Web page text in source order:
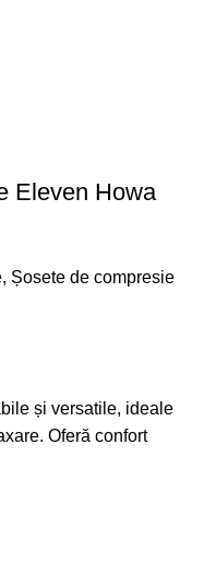
Eleven Howa
, Șosete de compresie
și versatile, ideale
Oferă confort